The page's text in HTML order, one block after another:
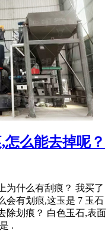
么能去掉呢？
为什么有刮痕？ 我买了
会有划痕,这玉是 7 玉石
除划痕？ 白色玉石,表面
.